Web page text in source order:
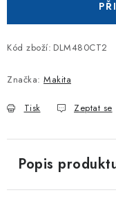
Kód zboží: DLM480CT2
Značka: Makita
Tisk Zeptat se
Popis